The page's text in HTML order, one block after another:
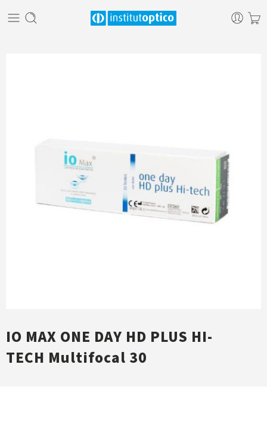
IO MAX ONE DAY HD PLUS HI-
TECH Multifocal 30